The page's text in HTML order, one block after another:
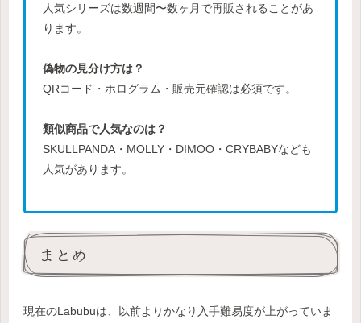
人気シリーズは数週間〜数ヶ月で再販されることがあ
ります。
偽物の見分け方は？
QRコード・ホログラム・販売元確認は必須です。
類似商品で人気なのは？
SKULLPANDA・MOLLY・DIMOO・CRYBABYなども
人気があります。
まとめ
現在のLabubuは、以前よりかなり入手難易度が上がっていま